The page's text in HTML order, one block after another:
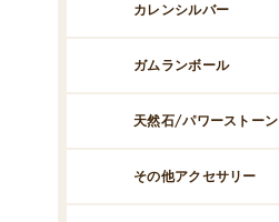
カレンシルバー
ガムランボール
天然石/パワーストーン
その他アクセサリー